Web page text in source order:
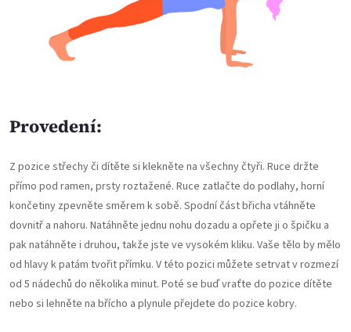
Provedení:
Z pozice střechy či dítěte si klekněte na všechny čtyři. Ruce držte
přímo pod ramen, prsty roztažené. Ruce zatlačte do podlahy, horní
končetiny zpevněte směrem k sobě. Spodní část břicha vtáhněte
dovnitř a nahoru. Natáhněte jednu nohu dozadu a opřete ji o špičku a
pak natáhněte i druhou, takže jste ve vysokém kliku. Vaše tělo by mělo
od hlavy k patám tvořit přímku. V této pozici můžete setrvat v rozmezí
od 5 nádechů do několika minut. Poté se buď vraťte do pozice dítěte
nebo si lehněte na břícho a plynule přejdete do pozice kobry.